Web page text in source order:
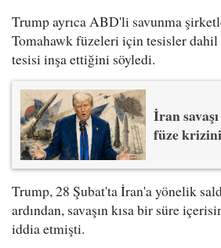
Trump ayrıca ABD'li savunma
Tomahawk füzeleri için tesisler
tesisi inşa ettiğini söyledi.
İran
füze
Trump, 28 Şubat'ta İran'a yönelik
ardından, savaşın kısa bir süre
iddia etmişti.